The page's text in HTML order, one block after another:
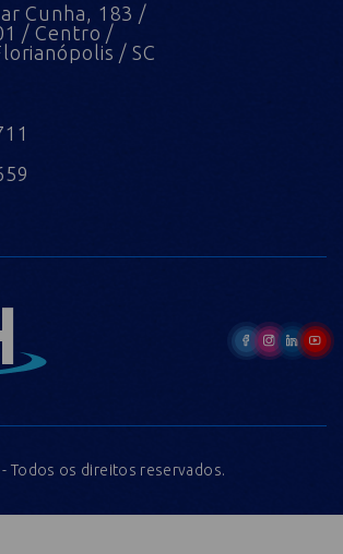
Cunha, 183 /
/ Centro /
/ SC
Todos os direitos reservados.